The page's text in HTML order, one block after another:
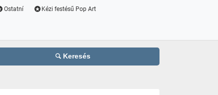
Ostatní Kézi festésű Pop Art
Keresés